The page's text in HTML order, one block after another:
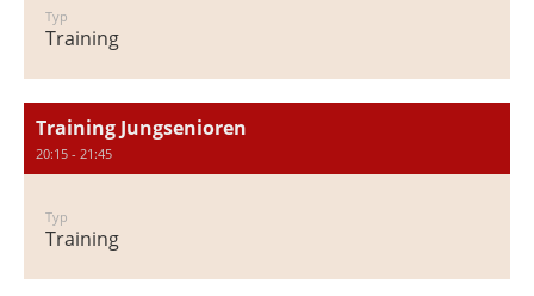
Typ
Training
Training Jungsenioren
20:15 - 21:45
Typ
Training